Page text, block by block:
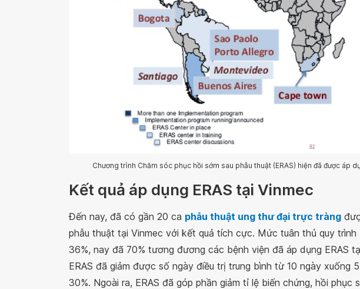
Chương trình Chăm sóc phục hồi sớm sau phẫu thuật (ERAS) hiện đã được áp
Kết quả áp dụng ERAS tại Vinmec
Đến nay, đã có gần 20 ca phẫu thuật ung thư đại trực tràng
phẫu thuật tại Vinmec với kết quả tích cực. Mức tuân thủ quy
36%, nay đã 70% tương đương các bệnh viện đã áp dụng ERAS
ERAS đã giảm được số ngày điều trị trung bình từ 10 ngày xuống
30%. Ngoài ra, ERAS đã góp phần giảm tỉ lệ biến chứng, hồi phục